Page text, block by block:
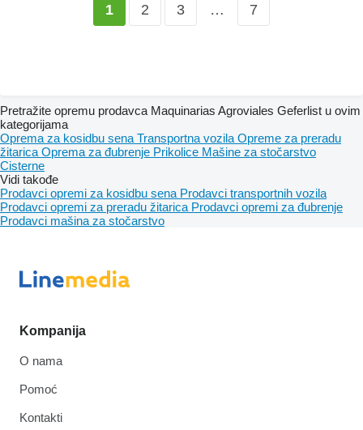
1 2 3 … 7
Pretražite opremu prodavca Maquinarias Agroviales Geferlist u ovim
kategorijama
Oprema za kosidbu sena Transportna vozila Opreme za preradu
žitarica Oprema za đubrenje Prikolice Mašine za stočarstvo
Cisterne
Vidi takođe
Prodavci opremi za kosidbu sena Prodavci transportnih vozila
Prodavci opremi za preradu žitarica Prodavci opremi za đubrenje
Prodavci mašina za stočarstvo
Kompanija
O nama
Pomoć
Kontakti